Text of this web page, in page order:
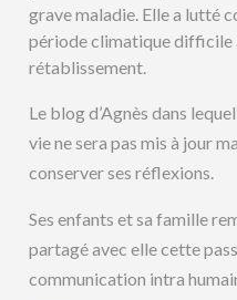
grave maladie. Elle a lutté
période climatique difficile
rétablissement.
Le blog d’Agnès dans
vie ne sera pas mis à jour
conserver ses réflexions.
Ses enfants et sa famille
partagé avec elle cette
communication intra